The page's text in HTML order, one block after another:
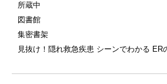
所蔵中
図書館
集密書架
見抜け！隠れ救急疾患 シーンでわかる ER